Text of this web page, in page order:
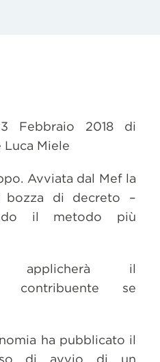
Febbraio 2018 di
Luca Miele
Avviata dal Mef la
bozza di decreto –
il metodo più
applicherà il
contribuente se
ha pubblicato il
di avvio di un